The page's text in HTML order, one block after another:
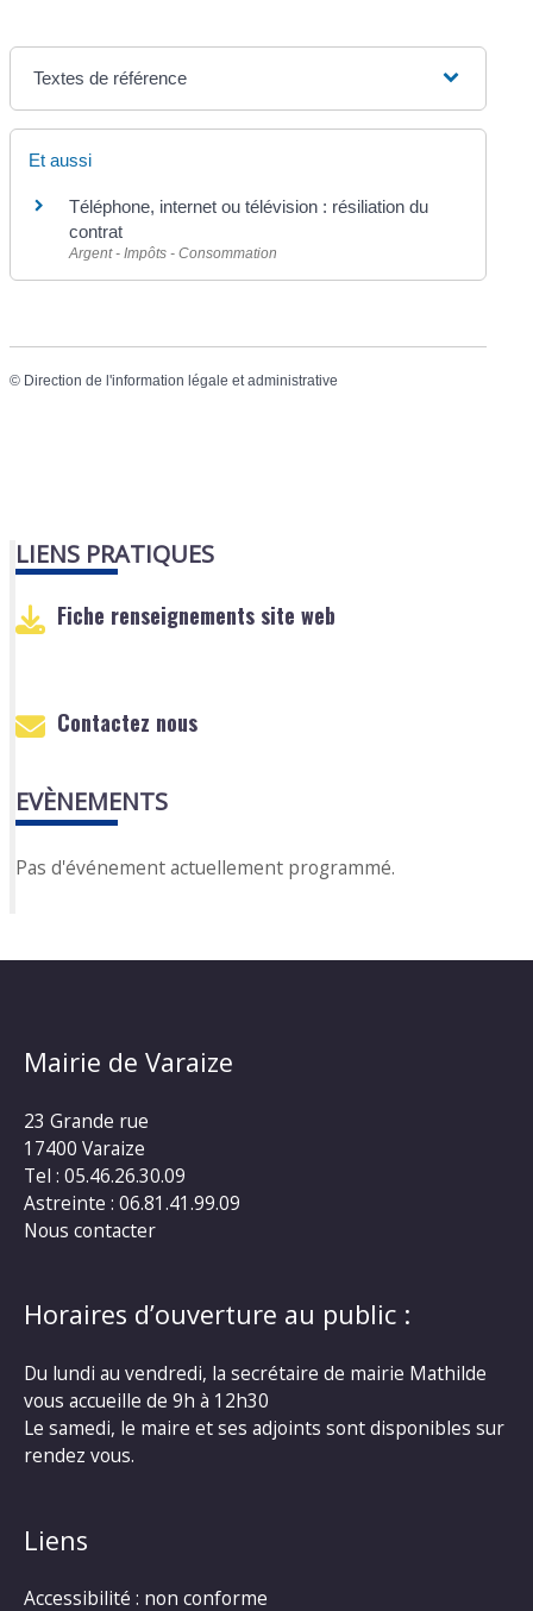
Textes de référence
Et aussi
Téléphone, internet ou télévision : résiliation du
contrat
Argent - Impôts - Consommation
© Direction de l'information légale et administrative
LIENS PRATIQUES
Fiche renseignements site web
Contactez nous
EVÈNEMENTS
Pas d'événement actuellement programmé.
Mairie de Varaize
23 Grande rue
17400 Varaize
Tel : 05.46.26.30.09
Astreinte : 06.81.41.99.09
Nous contacter
Horaires d’ouverture au public :
Du lundi au vendredi, la secrétaire de mairie Mathilde
vous accueille de 9h à 12h30
Le samedi, le maire et ses adjoints sont disponibles sur
rendez vous.
Liens
Accessibilité : non conforme